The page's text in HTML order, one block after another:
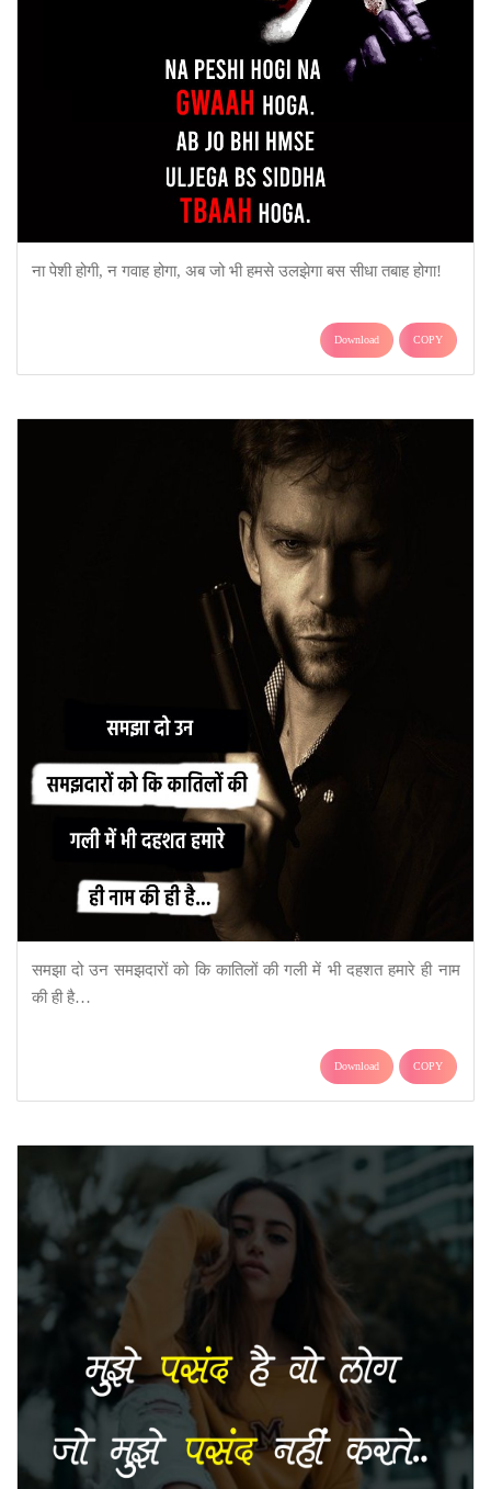
ना पेशी होगी, न गवाह होगा, अब जो भी हमसे उलझेगा बस सीधा तबाह होगा!
Download COPY
समझा दो उन समझदारों को कि कातिलों की गली में भी दहशत हमारे ही नाम
की ही है…
Download COPY